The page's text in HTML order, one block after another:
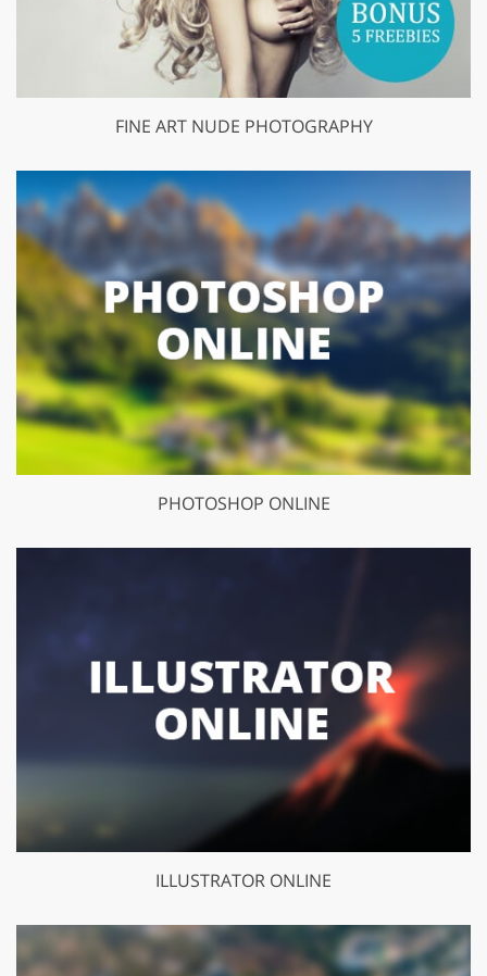
FINE ART NUDE PHOTOGRAPHY
PHOTOSHOP ONLINE
ILLUSTRATOR ONLINE